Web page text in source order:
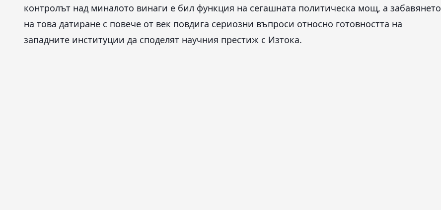
контролът над миналото винаги е бил функция на сегашната политическа мощ, а забавянето
на това датиране с повече от век повдига сериозни въпроси относно готовността на
западните институции да споделят научния престиж с Изтока.